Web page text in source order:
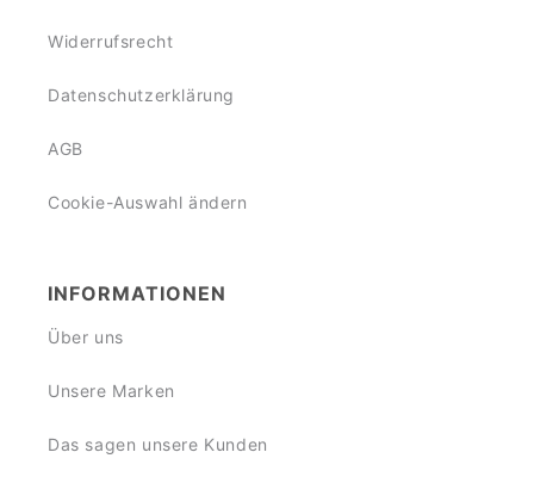
Widerrufsrecht
Datenschutzerklärung
AGB
Cookie-Auswahl ändern
INFORMATIONEN
Über uns
Unsere Marken
Das sagen unsere Kunden